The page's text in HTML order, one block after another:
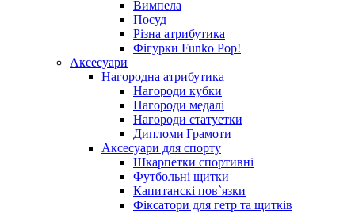
Вимпела
Посуд
Різна атрибутика
Фігурки Funko Pop!
Аксесуари
Нагородна атрибутика
Нагороди кубки
Нагороди медалі
Нагороди статуетки
Дипломи|Грамоти
Аксесуари для спорту
Шкарпетки спортивні
Футбольні щитки
Капитанскі пов`язки
Фіксатори для гетр та щитків